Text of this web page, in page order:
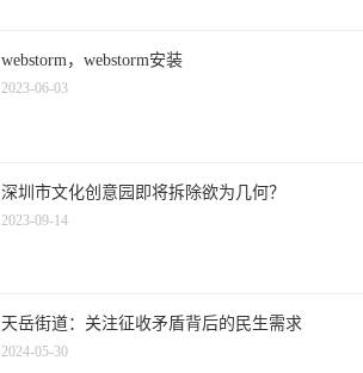
webstorm，webstorm安装
2023-06-03
深圳市文化创意园即将拆除欲为几何？
2023-09-14
天岳街道：关注征收矛盾背后的民生需求
2024-05-30